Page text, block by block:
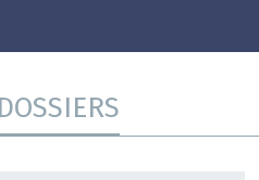
DOSSIERS